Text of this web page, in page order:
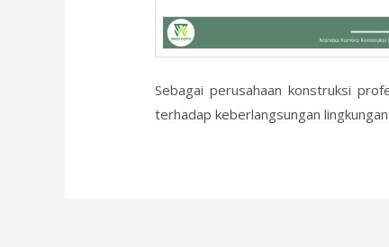
Sebagai perusahaan konstruksi
terhadap keberlangsungan